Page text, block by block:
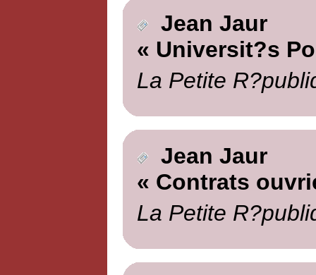
Jean Jaur
« Universit?s
La Petite
Jean Jaur
« Contrats
La Petite